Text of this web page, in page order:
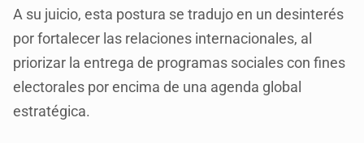
A su juicio, esta postura se tradujo en un desinterés
por fortalecer las relaciones internacionales, al
priorizar la entrega de programas sociales con fines
electorales por encima de una agenda global
estratégica.